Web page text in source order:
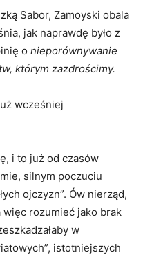
Sabor, Zamoyski obala
jak naprawdę było z
o nieporównywanie
którym zazdrościmy.
wcześniej
i to już od czasów
silnym poczuciu
ojczyzn”. Ów nierząd,
więc rozumieć jako brak
w
istotniejszych